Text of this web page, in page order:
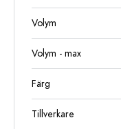
Volym
Volym - max
Färg
Tillverkare